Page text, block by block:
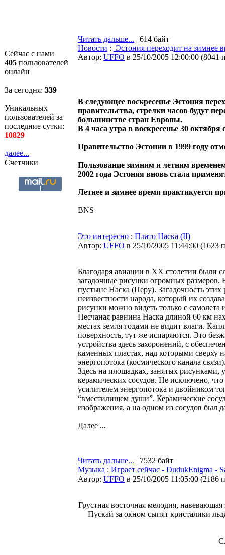
Сейчас с нами
405 пользователей
онлайн
За сегодня: 339
Уникальных
пользователей за
последние сутки:
10829
далее...
Счетчики
Читать дальше... | 614 байт
Новости : Эстония переходит на зимнее
Автор: UFFO в 25/10/2005 12:00:00 (8041
В следующее воскресенье Эстония
правительства, стрелки часов будут
большинстве стран Европы.
В 4 часа утра в воскресенье 30
Правительство Эстонии в 1999 году
Пользование зимним и летним
2002 года Эстония вновь стала
Летнее и зимнее время практикуется
BNS
Это интересно : Плато Наска (II)
Автор: UFFO в 25/10/2005 11:44:00 (1623
Благодаря авиации в XX столетии были
загадочные рисунки огромных
пустыне Наска (Перу). Загадочность этих
неизвестности народа, который их
рисунки можно видеть только с
Песчаная равнина Наска длиной 60 км
местах земля годами не видит влаги.
поверхность, тут же испаряются. Это
устройства здесь захоронений, с
каменных пластах, над которыми сверху
энергопотока (космического канала
Здесь на площадках, занятых
керамических сосудов. Не исключено,
усилителем энергопотока и двойником
“вместилищем души”. Керамические
изображения, а на одном из сосудов был
Далее ...
Читать дальше... | 7532 байт
Музыка : Играет сейчас - DudukEnigma -
Автор: UFFO в 25/10/2005 11:05:00 (2186
Грустная восточная мелодия,
Пускай за окном сыпят кристалики